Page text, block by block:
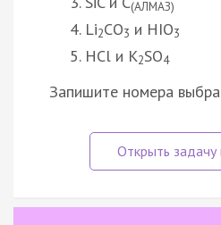
(АЛМАЗ)
Li2CО3 и HIO3
HCl и К2SO4
Запишите номера